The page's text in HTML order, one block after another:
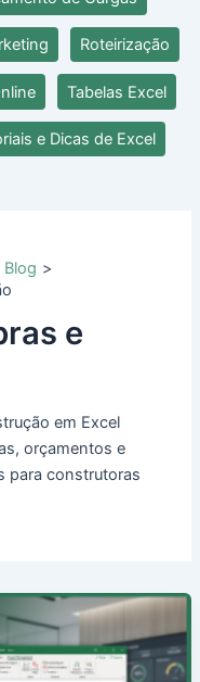
Roteirização
Tabelas Excel
e Dicas de Excel
Blog
e
em Excel
orçamentos e
para construtoras